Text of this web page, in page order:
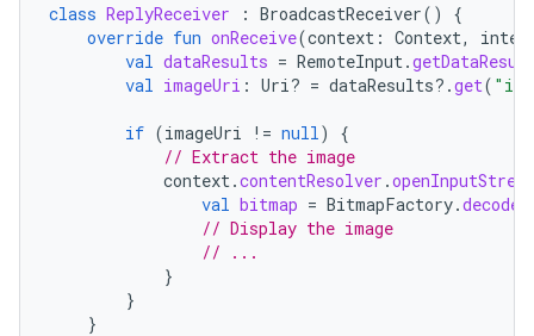
class ReplyReceiver : BroadcastReceiver()
{
override fun onReceive(context : Context,
val dataResults = RemoteInput .
val imageUri : Uri? = dataResults?.get(
if (imageUri != null )
{
// Extract the image
context .contentResolver .
val bitmap = BitmapFactory.
// Display the image
// ...
}
}
}